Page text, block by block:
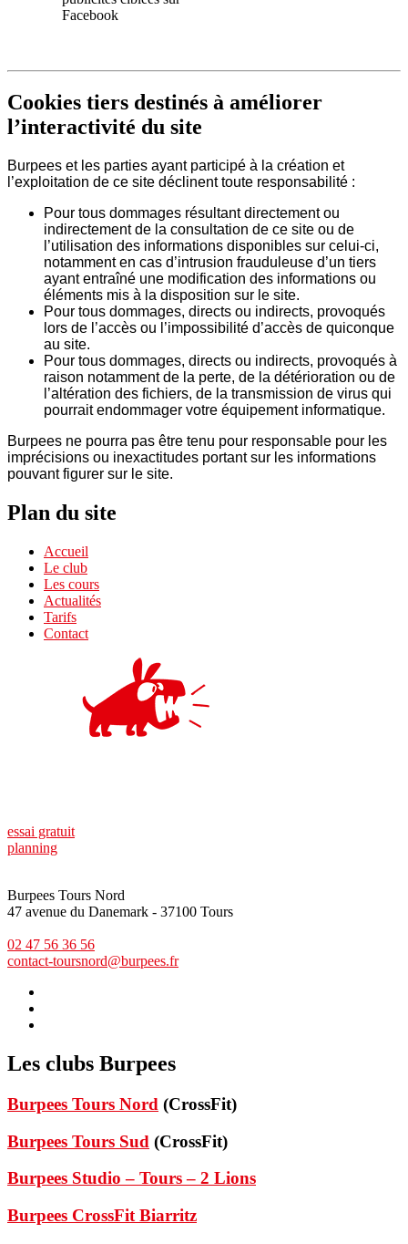
Facebook
Cookies tiers destinés à améliorer
l’interactivité du site
Burpees et les parties ayant participé à la création et
l’exploitation de ce site déclinent toute responsabilité :
Pour tous dommages résultant directement ou
indirectement de la consultation de ce site ou de
l’utilisation des informations disponibles sur celui-ci,
notamment en cas d’intrusion frauduleuse d’un tiers
ayant entraîné une modification des informations ou
éléments mis à la disposition sur le site.
Pour tous dommages, directs ou indirects, provoqués
lors de l’accès ou l’impossibilité d’accès de quiconque
au site.
Pour tous dommages, directs ou indirects, provoqués à
raison notamment de la perte, de la détérioration ou de
l’altération des fichiers, de la transmission de virus qui
pourrait endommager votre équipement informatique.
Burpees ne pourra pas être tenu pour responsable pour les
imprécisions ou inexactitudes portant sur les informations
pouvant figurer sur le site.
Plan du site
Accueil
Le club
Les cours
Actualités
Tarifs
Contact
essai gratuit
planning
Burpees Tours Nord
47 avenue du Danemark - 37100 Tours
02 47 56 36 56
contact-toursnord@burpees.fr
Les clubs Burpees
Burpees Tours Nord (CrossFit)
Burpees Tours Sud (CrossFit)
Burpees Studio – Tours – 2 Lions
Burpees CrossFit Biarritz